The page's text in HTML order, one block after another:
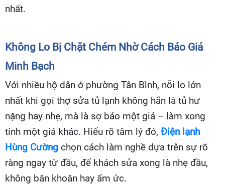
nhất.
Không Lo Bị Chặt Chém Nhờ Cách Báo Giá
Minh Bạch
Với nhiều hộ dân ở phường Tân Bình, nỗi lo lớn
nhất khi gọi thợ sửa tủ lạnh không hẳn là tủ hư
nặng hay nhẹ, mà là sợ báo một giá – làm xong
tính một giá khác. Hiểu rõ tâm lý đó, Điện lạnh
Hùng Cường chọn cách làm nghề dựa trên sự rõ
ràng ngay từ đầu, để khách sửa xong là nhẹ đầu,
không băn khoăn hay ấm ức.